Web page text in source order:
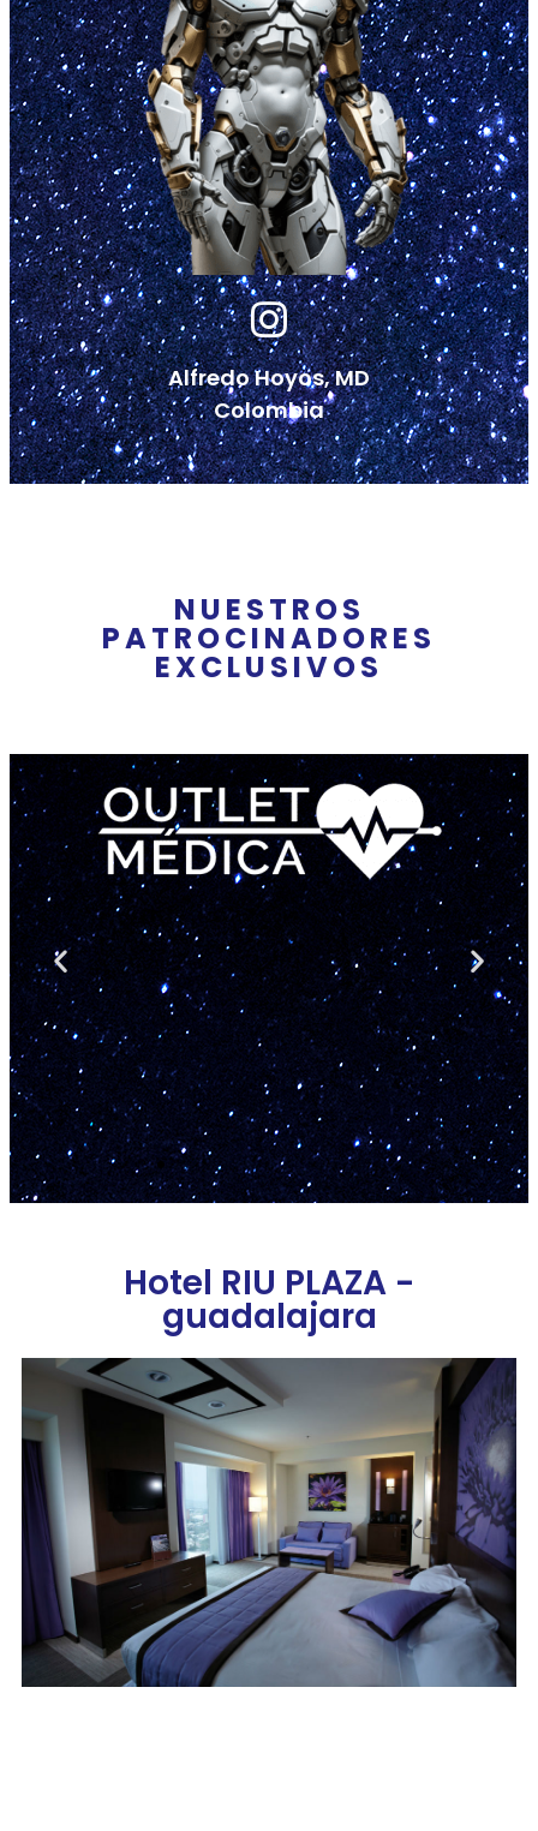
Alfredo Hoyos, MD
Colombia
NUESTROS
PATROCINADORES
EXCLUSIVOS
Hotel RIU PLAZA -
guadalajara